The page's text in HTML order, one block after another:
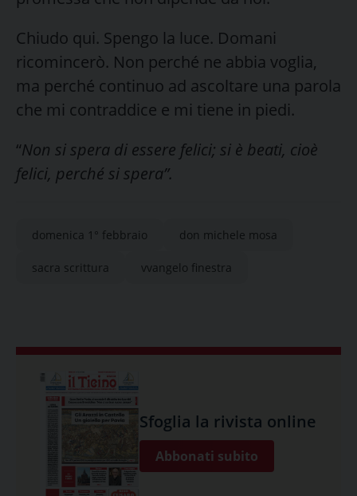
Chiudo qui. Spengo la luce. Domani
ricomincerò. Non perché ne abbia voglia,
ma perché continuo ad ascoltare una parola
che mi contraddice e mi tiene in piedi.
“Non si spera di essere felici; si è beati, cioè
felici, perché si spera”.
domenica 1° febbraio don michele mosa
sacra scrittura vvangelo finestra
Sfoglia la rivista online
Abbonati subito